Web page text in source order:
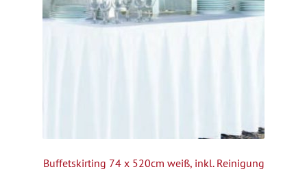
Buffetskirting 74 x 520cm weiß, inkl. Reinigung